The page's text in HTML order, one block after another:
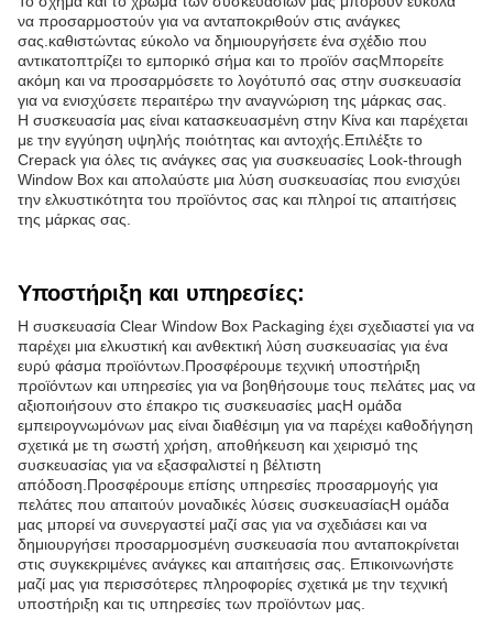
να προσαρμοστούν για να ανταποκριθούν στις ανάγκες
σας.καθιστώντας εύκολο να δημιουργήσετε ένα σχέδιο που
αντικατοπτρίζει το εμπορικό σήμα και το προϊόν σαςΜπορείτε
ακόμη και να προσαρμόσετε το λογότυπό σας στην συσκευασία
για να ενισχύσετε περαιτέρω την αναγνώριση της μάρκας σας.
Η συσκευασία μας είναι κατασκευασμένη στην Κίνα και παρέχεται
με την εγγύηση υψηλής ποιότητας και αντοχής.Επιλέξτε το
Crepack για όλες τις ανάγκες σας για συσκευασίες Look-through
Window Box και απολαύστε μια λύση συσκευασίας που ενισχύει
την ελκυστικότητα του προϊόντος σας και πληροί τις απαιτήσεις
της μάρκας σας.
Υποστήριξη και υπηρεσίες:
Η συσκευασία Clear Window Box Packaging έχει σχεδιαστεί για να
παρέχει μια ελκυστική και ανθεκτική λύση συσκευασίας για ένα
ευρύ φάσμα προϊόντων.Προσφέρουμε τεχνική υποστήριξη
προϊόντων και υπηρεσίες για να βοηθήσουμε τους πελάτες μας να
αξιοποιήσουν στο έπακρο τις συσκευασίες μαςΗ ομάδα
εμπειρογνωμόνων μας είναι διαθέσιμη για να παρέχει καθοδήγηση
σχετικά με τη σωστή χρήση, αποθήκευση και χειρισμό της
συσκευασίας για να εξασφαλιστεί η βέλτιστη
απόδοση.Προσφέρουμε επίσης υπηρεσίες προσαρμογής για
πελάτες που απαιτούν μοναδικές λύσεις συσκευασίαςΗ ομάδα
μας μπορεί να συνεργαστεί μαζί σας για να σχεδιάσει και να
δημιουργήσει προσαρμοσμένη συσκευασία που ανταποκρίνεται
στις συγκεκριμένες ανάγκες και απαιτήσεις σας. Επικοινωνήστε
μαζί μας για περισσότερες πληροφορίες σχετικά με την τεχνική
υποστήριξη και τις υπηρεσίες των προϊόντων μας.